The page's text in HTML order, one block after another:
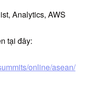
Analytics, AWS
tại đây:
online/asean/